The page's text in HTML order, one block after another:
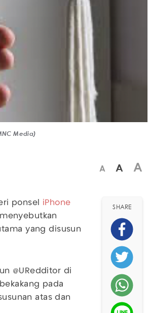
Media)
A A A
ponsel iPhone
yang disusun
@URedditor di
pada
atas dan
SHARE